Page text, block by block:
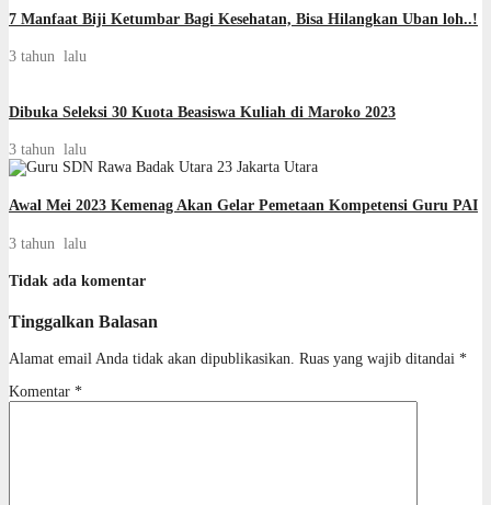
7 Manfaat Biji Ketumbar Bagi Kesehatan, Bisa Hilangkan Uban loh..!
3 tahun lalu
Dibuka Seleksi 30 Kuota Beasiswa Kuliah di Maroko 2023
3 tahun lalu
Awal Mei 2023 Kemenag Akan Gelar Pemetaan Kompetensi Guru PAI
3 tahun lalu
Tidak ada komentar
Tinggalkan Balasan
Alamat email Anda tidak akan dipublikasikan. Ruas yang wajib ditandai *
Komentar *